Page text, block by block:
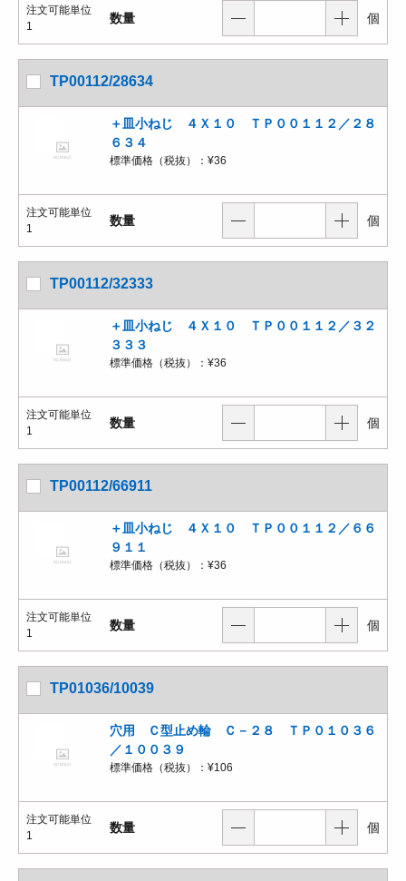
注文可能単位
1
数量 個
TP00112/28634
＋皿小ねじ ４Ｘ１０ ＴＰ００１１２／２８
６３４
標準価格（税抜）： ¥36
注文可能単位
1
数量 個
TP00112/32333
＋皿小ねじ ４Ｘ１０ ＴＰ００１１２／３２
３３３
標準価格（税抜）： ¥36
注文可能単位
1
数量 個
TP00112/66911
＋皿小ねじ ４Ｘ１０ ＴＰ００１１２／６６
９１１
標準価格（税抜）： ¥36
注文可能単位
1
数量 個
TP01036/10039
穴用 Ｃ型止め輪 Ｃ－２８ ＴＰ０１０３６
／１００３９
標準価格（税抜）： ¥106
注文可能単位
1
数量 個